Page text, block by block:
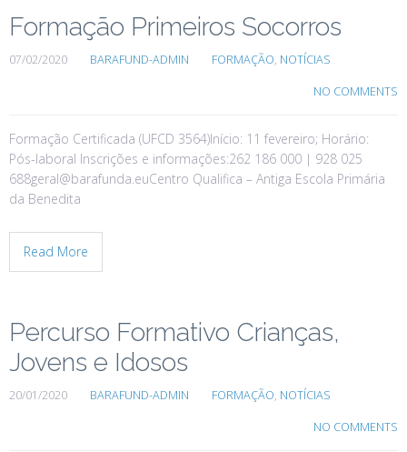
Formação Primeiros Socorros
07/02/2020 BARAFUND-ADMIN FORMAÇÃO, NOTÍCIAS
NO COMMENTS
Formação Certificada (UFCD 3564)Início: 11 fevereiro; Horário:
Pós-laboral Inscrições e informações:262 186 000 | 928 025
688geral@barafunda.euCentro Qualifica – Antiga Escola Primária
da Benedita
Read More
Percurso Formativo Crianças,
Jovens e Idosos
20/01/2020 BARAFUND-ADMIN FORMAÇÃO, NOTÍCIAS
NO COMMENTS